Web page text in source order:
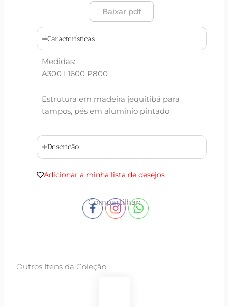
Baixar pdf
Características
Medidas:
A300 L1600 P800
Estrutura em madeira jequitibá para
tampos, pés em alumínio pintado
Descrição
Adicionar a minha lista de desejos
Compartilhar:
Outros Itens da Coleção